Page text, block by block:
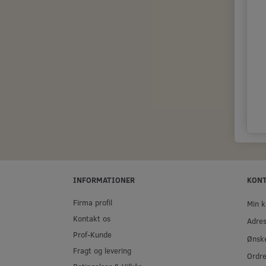
INFORMATIONER
Firma profil
Kontakt os
Prof-Kunde
Fragt og levering
Min